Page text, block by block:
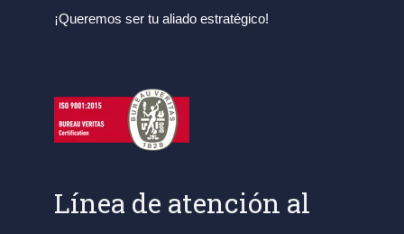
¡Queremos ser tu aliado estratégico!
Línea de atención al